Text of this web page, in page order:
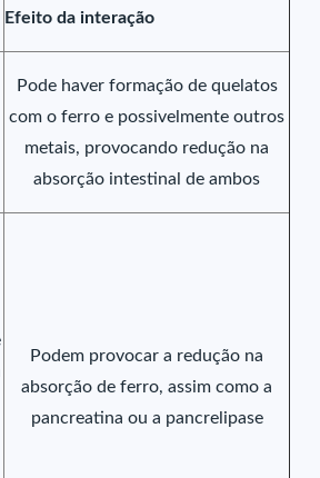
Efeito da interação
Pode haver formação de quelatos
com o ferro e possivelmente outros
metais, provocando redução na
absorção intestinal de ambos
Podem provocar a redução na
absorção de ferro, assim como a
pancreatina ou a pancrelipase